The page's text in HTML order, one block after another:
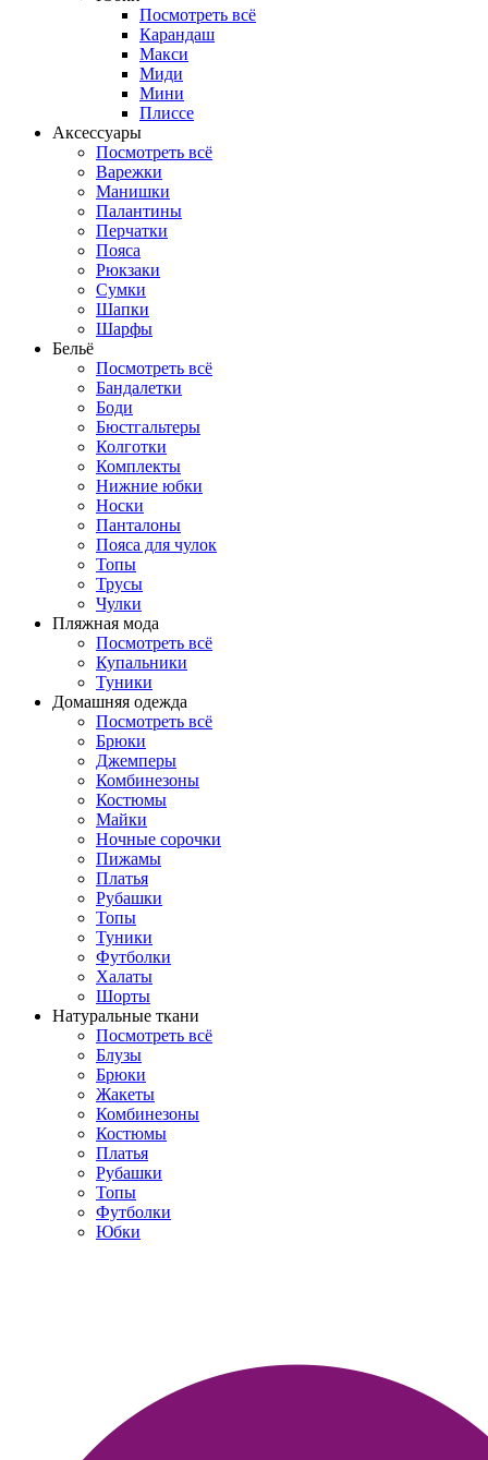
Посмотреть всё
Карандаш
Макси
Миди
Мини
Плиссе
Аксессуары
Посмотреть всё
Варежки
Манишки
Палантины
Перчатки
Пояса
Рюкзаки
Сумки
Шапки
Шарфы
Бельё
Посмотреть всё
Бандалетки
Боди
Бюстгальтеры
Колготки
Комплекты
Нижние юбки
Носки
Панталоны
Поясa для чулок
Топы
Трусы
Чулки
Пляжная мода
Посмотреть всё
Купальники
Туники
Домашняя одежда
Посмотреть всё
Брюки
Джемперы
Комбинезоны
Костюмы
Майки
Ночные сорочки
Пижамы
Платья
Рубашки
Топы
Туники
Футболки
Халаты
Шорты
Натуральные ткани
Посмотреть всё
Блузы
Брюки
Жакеты
Комбинезоны
Костюмы
Платья
Рубашки
Топы
Футболки
Юбки